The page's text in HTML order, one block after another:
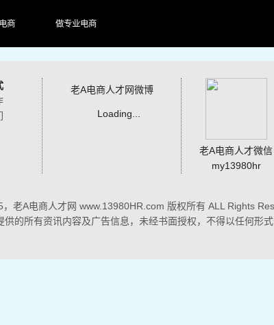
商 做专业电商
老A电商人才网微博
Loading...
老A电商人才微信
my13980hr
老A电商人才网 www.13980HR.com 版权所有 ALL Rights
供的所有资讯内容及广告信息，未经书面授权，不得以任何形式